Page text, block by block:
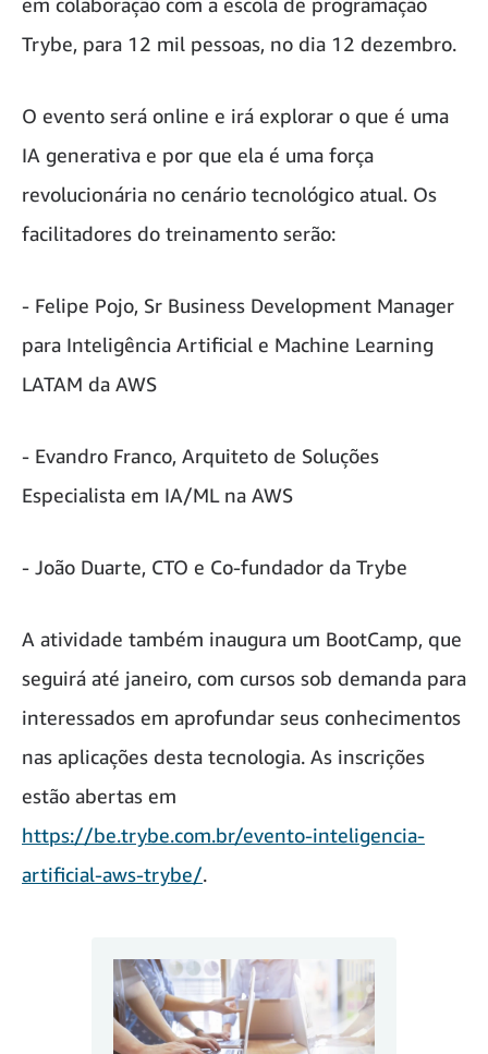
Trybe, para 12 mil pessoas, no dia 12 dezembro.
O evento será online e irá explorar o que é uma
IA generativa e por que ela é uma força
revolucionária no cenário tecnológico atual. Os
facilitadores do treinamento serão:
- Felipe Pojo, Sr Business Development Manager
para Inteligência Artificial e Machine Learning
LATAM da AWS
- Evandro Franco, Arquiteto de Soluções
Especialista em IA/ML na AWS
- João Duarte, CTO e Co-fundador da Trybe
A atividade também inaugura um BootCamp, que
seguirá até janeiro, com cursos sob demanda para
interessados em aprofundar seus conhecimentos
nas aplicações desta tecnologia. As inscrições
estão abertas em
https://be.trybe.com.br/evento-inteligencia-
artificial-aws-trybe/.